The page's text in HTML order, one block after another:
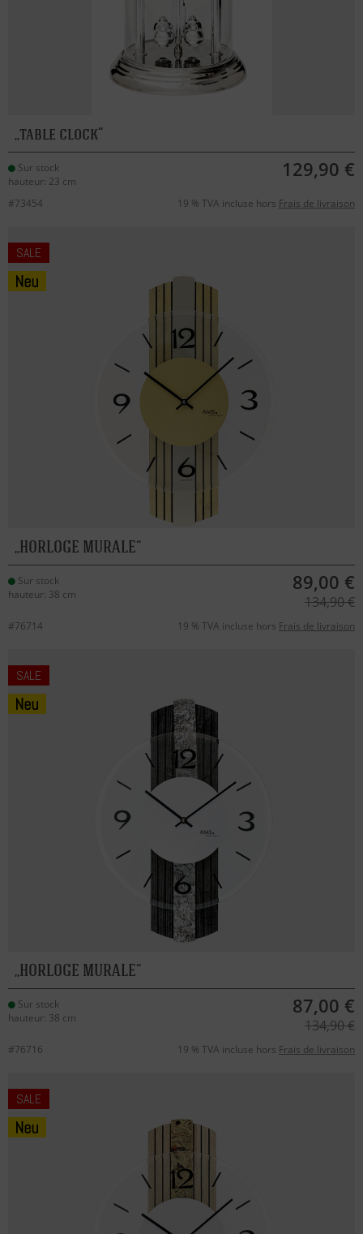
table clock
Sur stock
hauteur: 23 cm
129,90 €
#73454 19 % TVA incluse hors Frais de livraison
SALE
HORLOGE MURALE
Sur stock
hauteur: 38 cm
89,00 €
134,90 €
#76714 19 % TVA incluse hors Frais de livraison
SALE
HORLOGE MURALE
Sur stock
hauteur: 38 cm
87,00 €
134,90 €
#76716 19 % TVA incluse hors Frais de livraison
SALE